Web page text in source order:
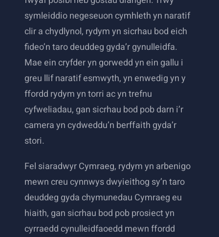
symleiddio negeseuon cymhleth yn naratif
clir a chydlynol, rydym yn sicrhau bod eich
fideo’n taro deuddeg gyda’r gynulleidfa.
Mae ein cryfder yn gorwedd yn ein gallu i
greu llif naratif esmwyth, yn enwedig yn y
ffordd rydym yn torri ac yn trefnu
cyfweliadau, gan sicrhau bod pob darn i’r
camera yn cydweddu’n berffaith gyda’r
stori.
Fel siaradwyr Cymraeg, rydym yn arbenigo
mewn creu cynnwys dwyieithog sy’n taro
deuddeg gyda chymunedau Cymraeg eu
hiaith, gan sicrhau bod pob prosiect yn
cyrraedd cynulleidfaoedd mewn ffordd